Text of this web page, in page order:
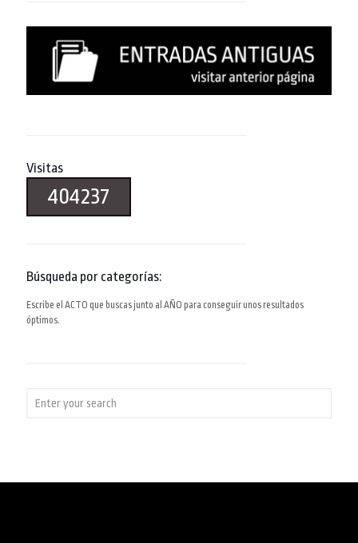
Visitas
404237
Búsqueda por categorías:
Escribe el ACTO que buscas junto al AÑO para conseguir unos resultados
óptimos.